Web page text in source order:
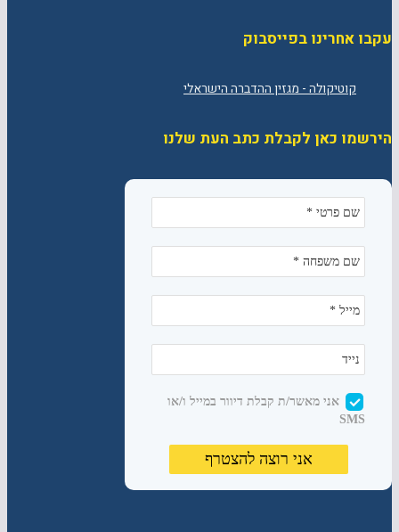
עקבו אחרינו בפייסבוק
הירשמו כאן לקבלת כתב העת שלנו